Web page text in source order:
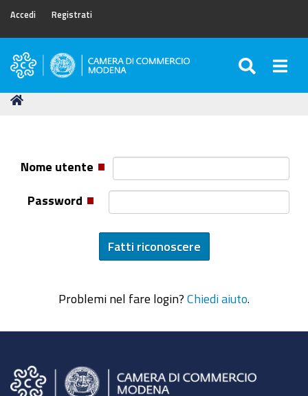
Accedi Registrati
Camera
Commercio
Tu
Nome utente
Password
Problemi nel fare login? Chiedi aiuto